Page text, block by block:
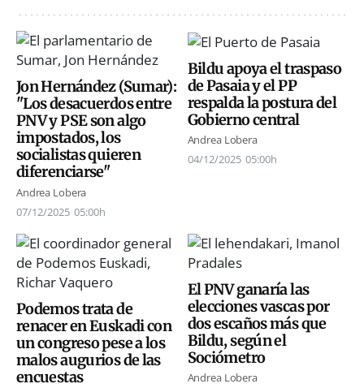
Jon Hernández (Sumar):
"Los desacuerdos entre
PNV y PSE son algo
impostados, los
socialistas quieren
diferenciarse"
Andrea Lobera
07/12/2025 05:00h
Bildu apoya el traspaso
de Pasaia y el PP
respalda la postura del
Gobierno central
Andrea Lobera
04/12/2025 05:00h
Podemos trata de
renacer en Euskadi con
un congreso pese a los
malos augurios de las
encuestas
El PNV ganaría las
elecciones vascas por
dos escaños más que
Bildu, según el
Sociómetro
Andrea Lobera